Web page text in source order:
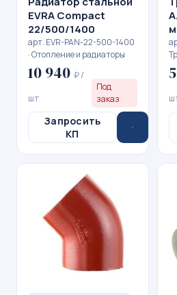
EVRA Compact
22/500/1400
арт. EVR-PAN-22-500-1400
· Отопление и радиаторы
10 940 ₽ /
шт
Под
заказ
Запросить
КП